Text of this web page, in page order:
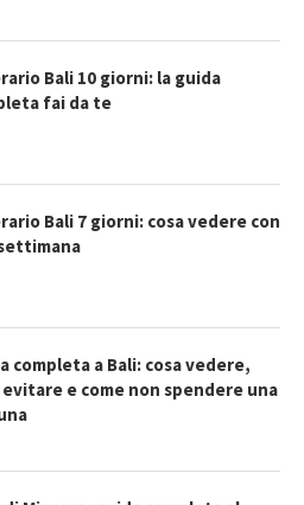
Bali 10 giorni: la guida
fai da te
Bali 7 giorni: cosa vedere con
completa a Bali: cosa vedere,
evitare e come non spendere una